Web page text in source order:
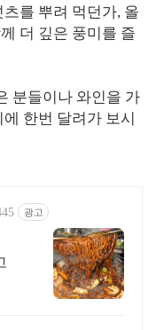
를 뿌려 먹던가, 올
더 깊은 풍미를 즐
분들이나 와인을 가
한번 달려가 보시
광고